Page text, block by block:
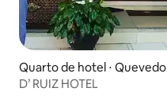
Quarto de hotel ⋅ Quevedo
D’ RUIZ HOTEL